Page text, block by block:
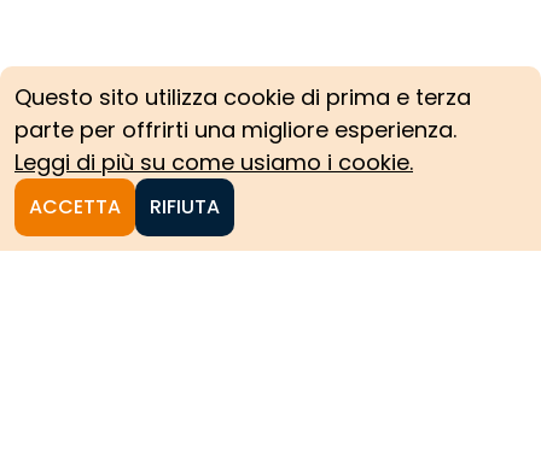
Questo sito utilizza cookie di prima e terza
parte per offrirti una migliore esperienza.
Leggi di più su come usiamo i cookie.
ACCETTA RIFIUTA